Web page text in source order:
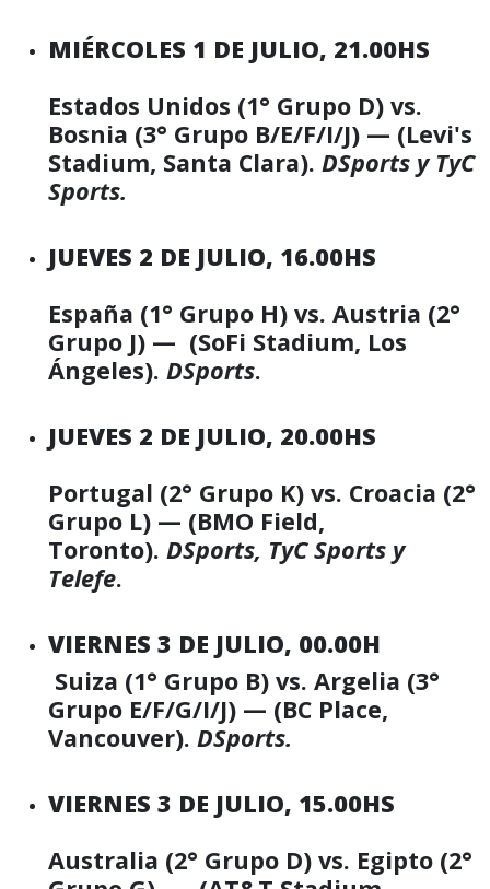
MIÉRCOLES 1 DE JULIO, 21.00HS
Estados Unidos (1° Grupo D) vs.
Bosnia (3° Grupo B/E/F/I/J) — (Levi's
Stadium, Santa Clara). DSports y TyC
Sports.
JUEVES 2 DE JULIO, 16.00HS
España (1° Grupo H) vs. Austria (2°
Grupo J) — (SoFi Stadium, Los
Ángeles). DSports.
JUEVES 2 DE JULIO, 20.00HS
Portugal (2° Grupo K) vs. Croacia (2°
Grupo L) — (BMO Field,
Toronto). DSports, TyC Sports y
Telefe.
VIERNES 3 DE JULIO, 00.00H
Suiza (1° Grupo B) vs. Argelia (3°
Grupo E/F/G/I/J) — (BC Place,
Vancouver). DSports.
VIERNES 3 DE JULIO, 15.00HS
Australia (2° Grupo D) vs. Egipto (2°